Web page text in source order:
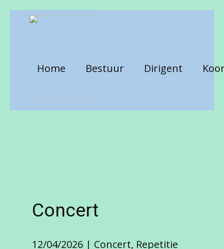
Home Bestuur Dirigent
Concert
12/04/2026 Concert, Repetitie